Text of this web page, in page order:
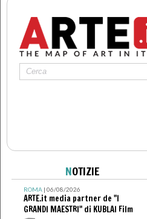
NOTIZIE
ROMA| 06/08/2026
ARTE.it media partner de "I
GRANDI MAESTRI" di KUBLAI Film